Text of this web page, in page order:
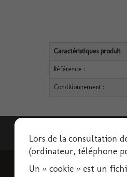
Caractéristiques produit
Référence :
Conditionnement :
Lors de la consultation
(ordinateur, téléphone
Un « cookie » est un